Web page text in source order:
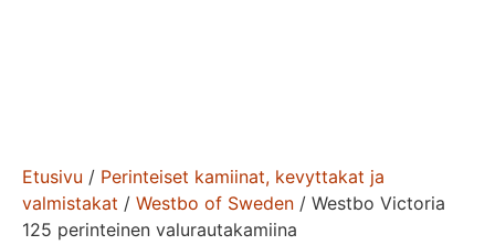
Etusivu / Perinteiset kamiinat, kevyttakat ja
valmistakat / Westbo of Sweden / Westbo Victoria
125 perinteinen valurautakamiina